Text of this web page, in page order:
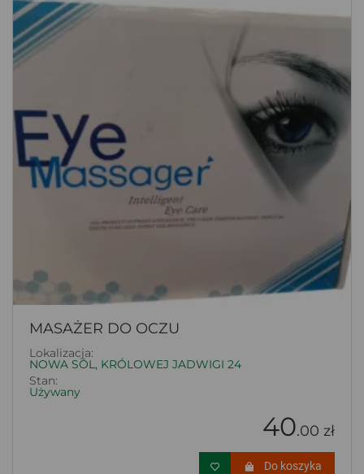
MASAŻER DO OCZU
Lokalizacja:
NOWA SÓL, KRÓLOWEJ JADWIGI 24
Stan:
Używany
40.00 zł
Do koszyka